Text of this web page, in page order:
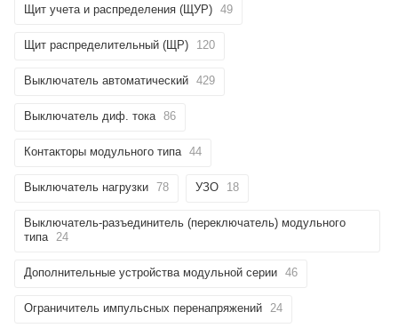
Щит учета и распределения (ЩУР) 49
Щит распределительный (ЩР) 120
Выключатель автоматический 429
Выключатель диф. тока 86
Контакторы модульного типа 44
Выключатель нагрузки 78 УЗО 18
Выключатель-разъединитель (переключатель) модульного
типа 24
Дополнительные устройства модульной серии 46
Ограничитель импульсных перенапряжений 24